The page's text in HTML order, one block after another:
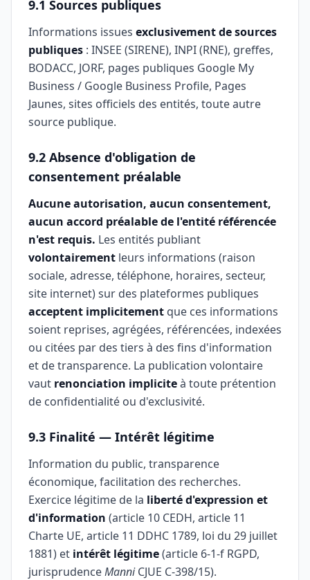
9.1 Sources publiques
Informations issues exclusivement de sources
publiques : INSEE (SIRENE), INPI (RNE), greffes,
BODACC, JORF, pages publiques Google My
Business / Google Business Profile, Pages
Jaunes, sites officiels des entités, toute autre
source publique.
9.2 Absence d'obligation de
consentement préalable
Aucune autorisation, aucun consentement,
aucun accord préalable de l'entité référencée
n'est requis. Les entités publiant
volontairement leurs informations (raison
sociale, adresse, téléphone, horaires, secteur,
site internet) sur des plateformes publiques
acceptent implicitement que ces informations
soient reprises, agrégées, référencées, indexées
ou citées par des tiers à des fins d'information
et de transparence. La publication volontaire
vaut renonciation impliciteà toute prétention
de confidentialité ou d'exclusivité.
9.3 Finalité — Intérêt légitime
Information du public, transparence
économique, facilitation des recherches.
Exercice légitime de la liberté d'expression et
d'information (article 10 CEDH, article 11
Charte UE, article 11 DDHC 1789, loi du 29 juillet
1881) et intérêt légitime(article 6-1-f RGPD,
jurisprudenceManniCJUE C-398/15).